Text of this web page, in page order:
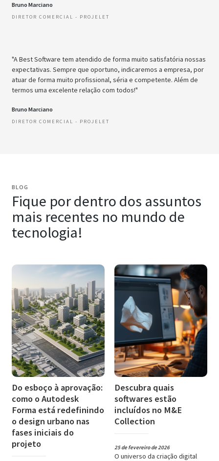
Bruno Marciano
DIRETOR COMERCIAL - PROJELET
"A Best Software tem atendido de forma muito satisfatória nossas
expectativas. Sempre que oportuno, indicaremos a empresa, por
atuar de forma muito profissional, séria e competente. Além de
termos uma excelente relação com todos!"
Bruno Marciano
DIRETOR COMERCIAL - PROJELET
BLOG
Fique por dentro dos assuntos
mais recentes no mundo de
tecnologia!
Do esboço à aprovação:
como o Autodesk
Forma está redefinindo
o design urbano nas
fases iniciais do
projeto
Descubra quais
softwares estão
incluídos no M&E
Collection
25 de fevereiro de 2026
O universo da criação digital